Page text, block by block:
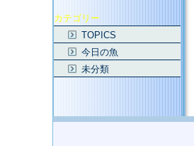
カテゴリー
TOPICS
今日の魚
未分類